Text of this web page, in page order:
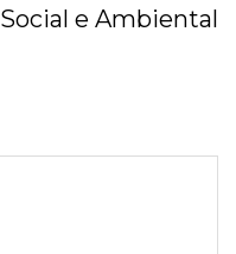
Social e Ambiental